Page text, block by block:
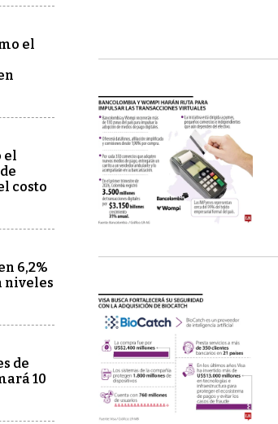
el
el
costo
6,2%
niveles
de
10